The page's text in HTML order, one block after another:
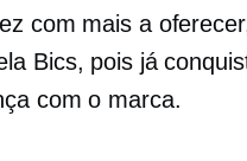
com mais a
Bics, pois já
com o marca.